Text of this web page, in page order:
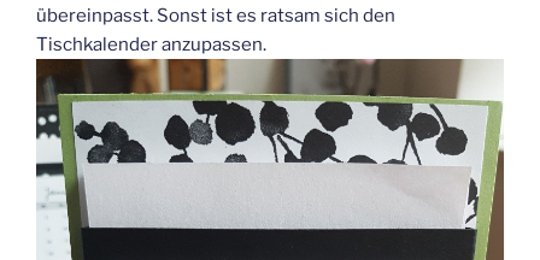
übereinpasst. Sonst ist es ratsam sich den
Tischkalender anzupassen.